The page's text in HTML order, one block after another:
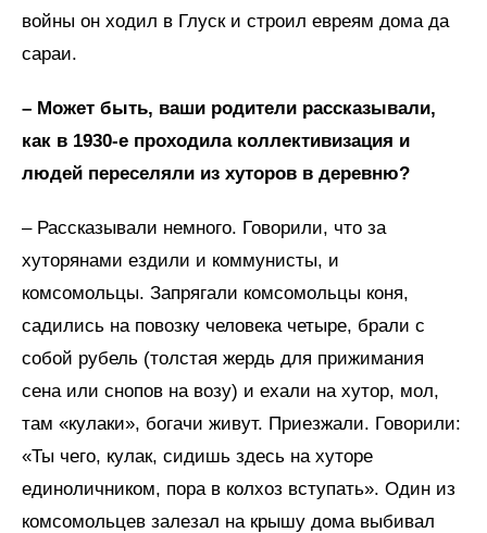
войны он ходил в Глуск и строил евреям дома да
сараи.
– Может быть, ваши родители рассказывали,
как в 1930-е проходила коллективизация и
людей переселяли из хуторов в деревню?
– Рассказывали немного. Говорили, что за
хуторянами ездили и коммунисты, и
комсомольцы. Запрягали комсомольцы коня,
садились на повозку человека четыре, брали с
собой рубель (толстая жердь для прижимания
сена или снопов на возу) и ехали на хутор, мол,
там «кулаки», богачи живут. Приезжали. Говорили:
«Ты чего, кулак, сидишь здесь на хуторе
единоличником, пора в колхоз вступать». Один из
комсомольцев залезал на крышу дома выбивал